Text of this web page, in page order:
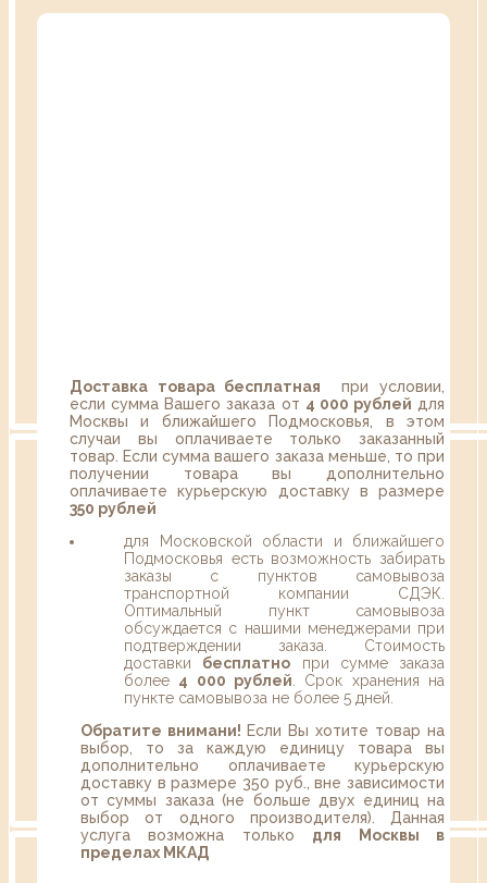
Доставка товара бесплатная при условии,
если сумма Вашего заказа от 4 000 рублей для
Москвы и ближайшего Подмосковья, в этом
случаи вы оплачиваете только заказанный
товар. Если сумма вашего заказа меньше, то при
получении товара вы дополнительно
оплачиваете курьерскую доставку в размере
350 рублей
для Московской области и ближайшего
Подмосковья есть возможность забирать
заказы с пунктов самовывоза
транспортной компании СДЭК.
Оптимальный пункт самовывоза
обсуждается с нашими менеджерами при
подтверждении заказа. Стоимость
доставки бесплатно при сумме заказа
более 4 000 рублей . Срок хранения на
пункте самовывоза не более 5 дней.
Обратите внимани! Если Вы хотите товар на
выбор, то за каждую единицу товара вы
дополнительно оплачиваете курьерскую
доставку в размере 350 руб., вне зависимости
от суммы заказа (не больше двух единиц на
выбор от одного производителя). Данная
услуга возможна только для Москвы в
пределах МКАД